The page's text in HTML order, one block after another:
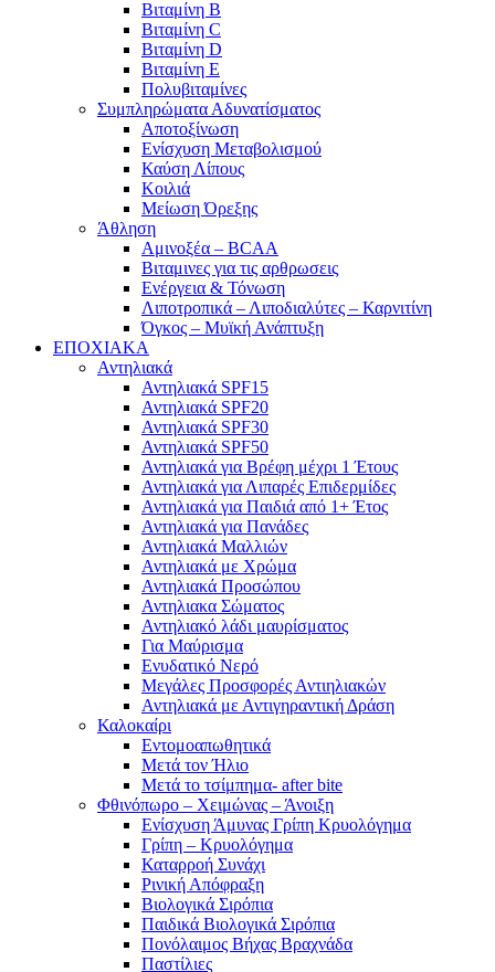
Βιταμίνη B
Βιταμίνη C
Βιταμίνη D
Βιταμίνη E
Πολυβιταμίνες
Συμπληρώματα Αδυνατίσματος
Αποτοξίνωση
Ενίσχυση Μεταβολισμού
Καύση Λίπους
Κοιλιά
Μείωση Όρεξης
Άθληση
Αμινοξέα – BCAA
Βιταμινες για τις αρθρωσεις
Ενέργεια & Τόνωση
Λιποτροπικά – Λιποδιαλύτες – Καρνιτίνη
Όγκος – Μυϊκή Ανάπτυξη
ΕΠΟΧΙΑΚΑ
Αντηλιακά
Αντηλιακά SPF15
Αντηλιακά SPF20
Αντηλιακά SPF30
Αντηλιακά SPF50
Αντηλιακά για Βρέφη μέχρι 1 Έτους
Αντηλιακά για Λιπαρές Επιδερμίδες
Αντηλιακά για Παιδιά από 1+ Έτος
Αντηλιακά για Πανάδες
Αντηλιακά Μαλλιών
Αντηλιακά με Χρώμα
Αντηλιακά Προσώπου
Αντηλιακα Σώματος
Αντηλιακό λάδι μαυρίσματος
Για Μαύρισμα
Ενυδατικό Νερό
Μεγάλες Προσφορές Αντιηλιακών
Αντηλιακά με Αντιγηραντική Δράση
Καλοκαίρι
Εντομοαπωθητικά
Μετά τον Ήλιο
Μετά το τσίμπημα- after bite
Φθινόπωρο – Χειμώνας – Άνοιξη
Ενίσχυση Άμυνας Γρίπη Κρυολόγημα
Γρίπη – Κρυολόγημα
Καταρροή Συνάχι
Ρινική Απόφραξη
Βιολογικά Σιρόπια
Παιδικά Βιολογικά Σιρόπια
Πονόλαιμος Βήχας Βραχνάδα
Παστίλιες